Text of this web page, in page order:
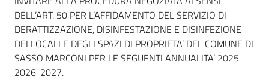
DELL’ART. 50 PER L’AFFIDAMENTO DEL SERVIZIO DI
DERATTIZZAZIONE, DISINFESTAZIONE E DISINFEZIONE
DEI LOCALI E DEGLI SPAZI DI PROPRIETA’ DEL COMUNE DI
SASSO MARCONI PER LE SEGUENTI ANNUALITA’ 2025-
2026-2027.